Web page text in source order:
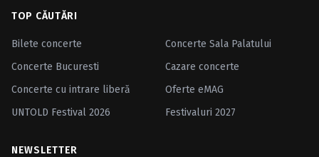
TOP CĂUTĂRI
Bilete concerte
Concerte Sala Palatului
Concerte Bucuresti
Cazare concerte
Concerte cu intrare liberă
Oferte eMAG
UNTOLD Festival 2026
Festivaluri 2027
NEWSLETTER